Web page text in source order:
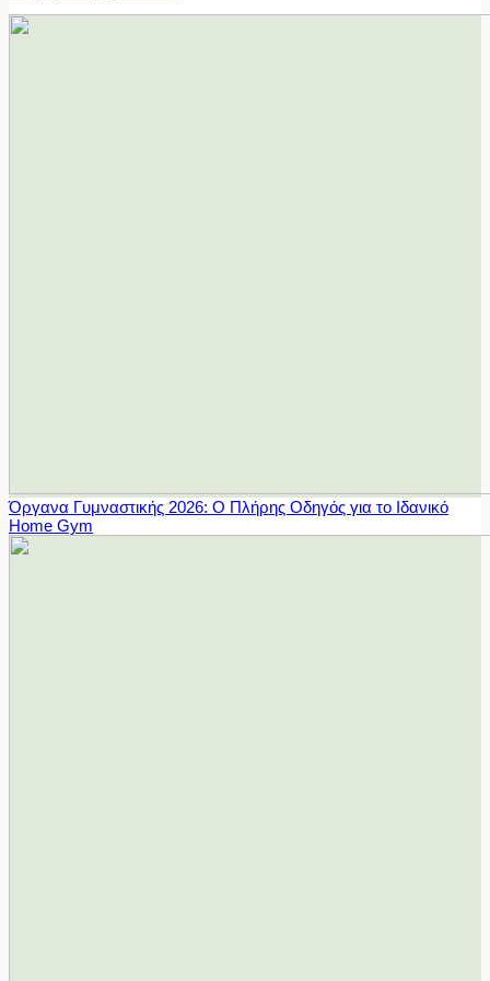
Όργανα Γυμναστικής 2026: Ο Πλήρης Οδηγός για το Ιδανικό
Home Gym